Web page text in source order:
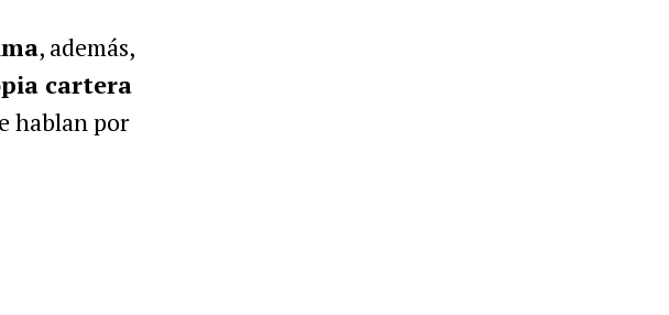
, además,
cartera
hablan por